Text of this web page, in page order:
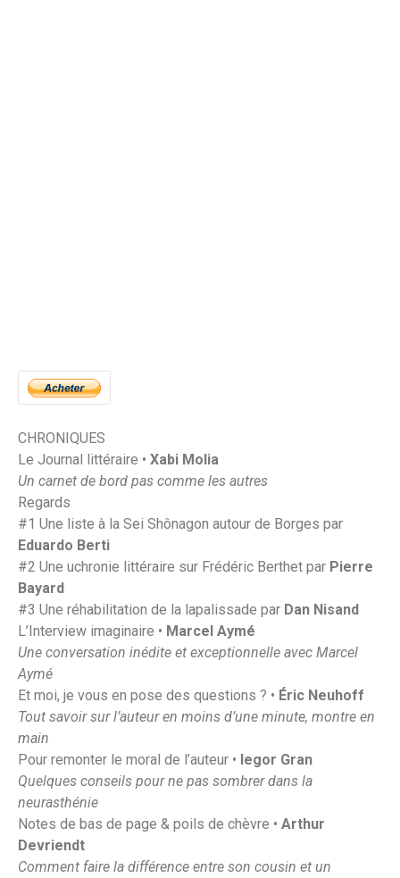
CHRONIQUES
Le Journal littéraire • Xabi Molia
Un carnet de bord pas comme les autres
Regards
#1 Une liste à la Sei Shônagon autour de Borges par
Eduardo Berti
#2 Une uchronie littéraire sur Frédéric Berthet par Pierre
Bayard
#3 Une réhabilitation de la lapalissade par Dan Nisand
L’Interview imaginaire • Marcel Aymé
Une conversation inédite et exceptionnelle avec Marcel
Aymé
Et moi, je vous en pose des questions ? • Éric Neuhoff
Tout savoir sur l’auteur en moins d’une minute, montre en
main
Pour remonter le moral de l’auteur • Iegor Gran
Quelques conseils pour ne pas sombrer dans la
neurasthénie
Notes de bas de page & poils de chèvre • Arthur
Devriendt
Comment faire la différence entre son cousin et un